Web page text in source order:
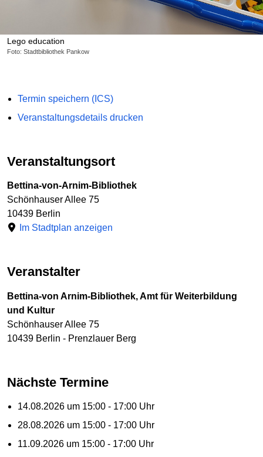
Lego education
Foto: Stadtbibliothek Pankow
Termin speichern (ICS)
Veranstaltungsdetails drucken
Veranstaltungsort
Bettina-von-Arnim-Bibliothek
Schönhauser Allee 75
10439 Berlin
Im Stadtplan anzeigen
Veranstalter
Bettina-von Arnim-Bibliothek, Amt für Weiterbildung
und Kultur
Schönhauser Allee 75
10439 Berlin - Prenzlauer Berg
Nächste Termine
14.08.2026 um 15:00 - 17:00 Uhr
28.08.2026 um 15:00 - 17:00 Uhr
11.09.2026 um 15:00 - 17:00 Uhr